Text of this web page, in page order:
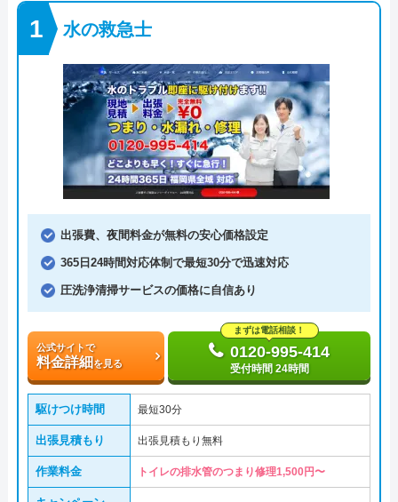
水の救急士
出張費、夜間料金が無料の安心価格設定
365日24時間対応体制で最短30分で迅速対応
圧洗浄清掃サービスの価格に自信あり
公式サイトで
料金詳細を見る
まずは電話相談！
0120-995-414
受付時間 24時間
駆けつけ時間 最短30分
出張見積もり 出張見積もり無料
作業料金 トイレの排水管のつまり修理1,500円〜